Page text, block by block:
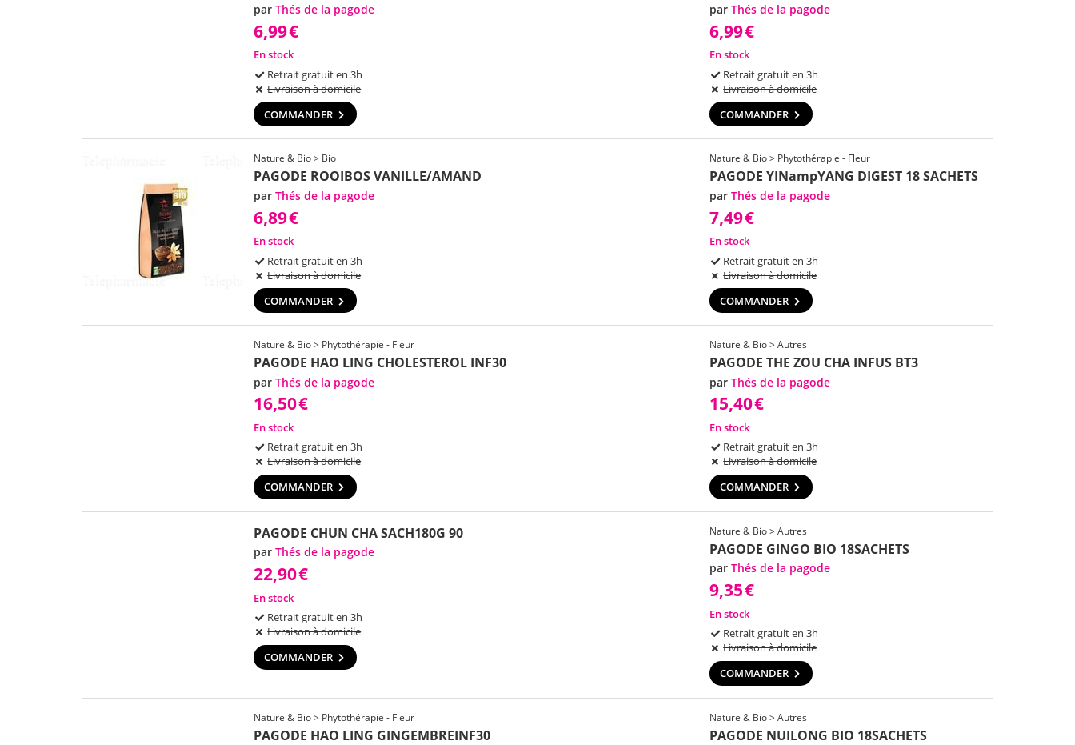
par Thés de la pagode
6,99€
En stock
Retrait gratuit en 3h
Livraison à domicile
COMMANDER
par Thés de la pagode
6,99€
En stock
Retrait gratuit en 3h
Livraison à domicile
COMMANDER
Nature & Bio > Bio
PAGODE ROOIBOS VANILLE/AMAND
par Thés de la pagode
6,89€
En stock
Retrait gratuit en 3h
Livraison à domicile
COMMANDER
Nature & Bio > Phytothérapie - Fleur
PAGODE YINampYANG DIGEST 18 SACHETS
par Thés de la pagode
7,49€
En stock
Retrait gratuit en 3h
Livraison à domicile
COMMANDER
Nature & Bio > Phytothérapie - Fleur
PAGODE HAO LING CHOLESTEROL INF30
par Thés de la pagode
16,50€
En stock
Retrait gratuit en 3h
Livraison à domicile
COMMANDER
Nature & Bio > Autres
PAGODE THE ZOU CHA INFUS BT3
par Thés de la pagode
15,40€
En stock
Retrait gratuit en 3h
Livraison à domicile
COMMANDER
PAGODE CHUN CHA SACH180G 90
par Thés de la pagode
22,90€
En stock
Retrait gratuit en 3h
Livraison à domicile
COMMANDER
Nature & Bio > Autres
PAGODE GINGO BIO 18SACHETS
par Thés de la pagode
9,35€
En stock
Retrait gratuit en 3h
Livraison à domicile
COMMANDER
Nature & Bio > Phytothérapie - Fleur
PAGODE HAO LING GINGEMBREINF30
Nature & Bio > Autres
PAGODE NUILONG BIO 18SACHETS